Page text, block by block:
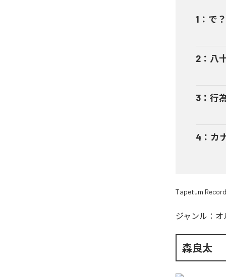
1 ： で
2 ： 八
3 ： 行
4 ： カ
Tapetum
ジャンル： オ
森良太